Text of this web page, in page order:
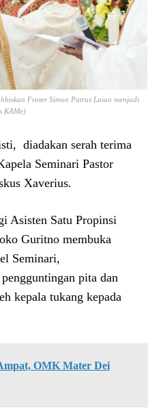
Frater Simon Patrus Laian menjadi
KAMe)
diadakan serah terima
Seminari Pastor
Xaverius.
Asisten Satu Propinsi
Guritno membuka
Seminari,
pita dan
kepala tukang kepada
OMK Mater Dei